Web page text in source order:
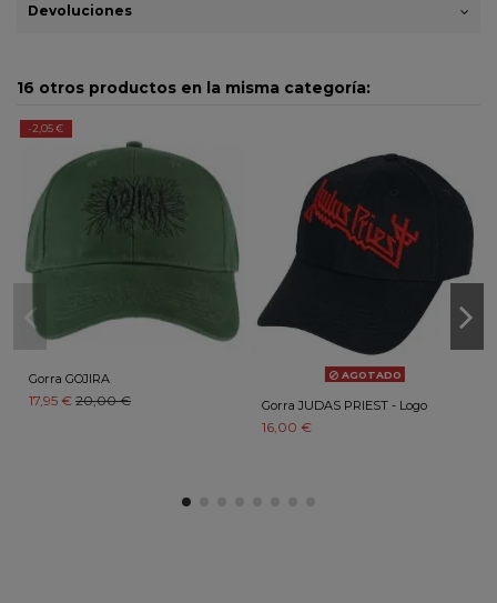
Devoluciones
16 otros productos en la misma categoría:
-2,05 €
Gorra GOJIRA
17,95 €20,00 €
AGOTADO
Gorra JUDAS PRIEST - Logo
16,00 €